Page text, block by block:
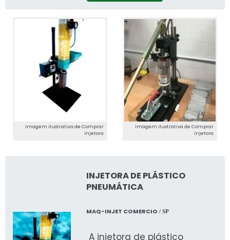
Imagem ilustrativa de Comprar
injetora
Imagem ilustrativa de Comprar
injetora
INJETORA DE PLÁSTICO
PNEUMÁTICA
MAQ-INJET COMERCIO / SP
A injetora de plástico